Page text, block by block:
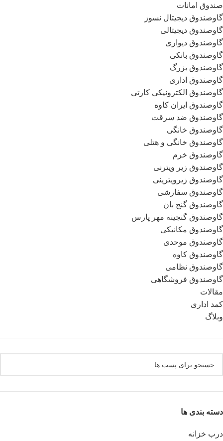
صندوق امانات
گاوصندوق دیجیتال نسوز
گاوصندوق دیجیتالی
گاوصندوق دیواری
گاوصندوق بانکی
گاوصندوق بزرگ
گاوصندوق اداری
گاوصندوق الکترونیکی کارتی
گاوصندوق ایران کاوه
گاوصندوق ضد سرقت
گاوصندوق خانگی
گاوصندوق خانگی و هتلی
گاوصندوق خرم
گاوصندوق زیر ویترنی
گاوصندوق زیرویترینی
گاوصندوق سفارشی
گاوصندوق گنج بان
گاوصندوق گنجینه مهر پارس
گاوصندوق مکانیکی
گاوصندوق موحدی
گاوصندوق کاوه
گاوصندوق نظامی
گاوصندوق فروشگاهی
مقالات
کمد اداری
وبلاگ
دسته بندی ها
درب خزانه